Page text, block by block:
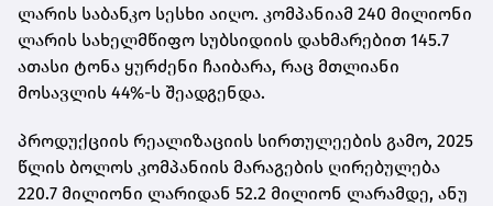
ლარის საბანკო სესხი აიღო. კომპანიამ 240 მილიონი
ლარის სახელმწიფო სუბსიდიის დახმარებით 145.7
ათასი ტონა ყურძენი ჩაიბარა, რაც მთლიანი
მოსავლის 44%-ს შეადგენდა.
პროდუქციის რეალიზაციის სირთულეების გამო, 2025
წლის ბოლოს კომპანიის მარაგების ღირებულება
220.7 მილიონი ლარიდან 52.2 მილიონ ლარამდე, ანუ